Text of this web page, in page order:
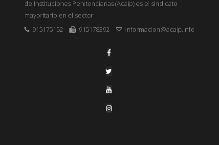
de Instituciones Penitenciarias (Acaip) es el sindicato
mayoritario en el sector
915175152
915178392 informacion@acaip.info